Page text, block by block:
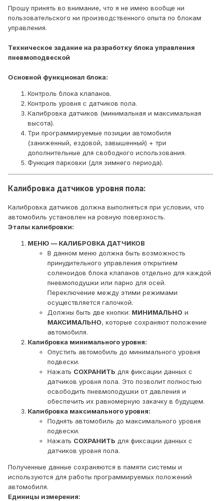
Прошу принять во внимание, что я не имею вообще ни
пользовательского ни производственного опыта по блокам
управления.
Техническое задание на разработку блока управления
пневмоподвеской
Основной функционал блока:
Контроль блока клапанов.
Контроль уровня с датчиков пола.
Калибровка датчиков (минимальная и максимальная
высота).
Три программируемые позиции автомобиля
(заниженный, ездовой, завышенный) + три
дополнительные для свободного использования.
Функция парковки (для зимнего периода).
Калибровка датчиков уровня пола:
Калибровка датчиков должна выполняться при условии, что
автомобиль установлен на ровную поверхность.
Этапы калибровки:
МЕНЮ — КАЛИБРОВКА ДАТЧИКОВ
В данном меню должна быть возможность
принудительного управления открытием
соленоидов блока клапанов отдельно для каждой
пневмоподушки или парно для осей.
Переключение между этими режимами
осуществляется галочкой.
Должны быть две кнопки: МИНИМАЛЬНО и
МАКСИМАЛЬНО, которые сохраняют положение
автомобиля.
Калибровка минимального уровня:
Опустить автомобиль до минимального уровня
подвески.
Нажать СОХРАНИТЬ для фиксации данных с
датчиков уровня пола. Это позволит полностью
освободить пневмоподушки от давления и
обеспечить их равномерную закачку в будущем.
Калибровка максимального уровня:
Поднять автомобиль до максимального уровня
подвески.
Нажать СОХРАНИТЬ для фиксации данных с
датчиков уровня пола.
Полученные данные сохраняются в памяти системы и
используются для работы программируемых положений
автомобиля.
Единицы измерения: